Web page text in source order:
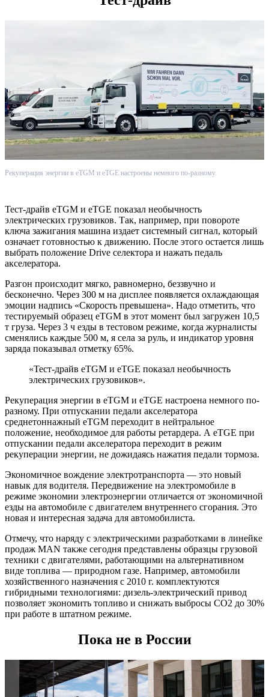
Рекуперация энергии в eTGM и eTGE настроены немного по-разному.
Тест-драйв eTGM и eTGE показал необычность
электрических грузовиков. Так, например, при повороте
ключа зажигания машина издает системный сигнал, который
означает готовностью к движению. После этого остается лишь
выбрать положение Drive селектора и нажать педаль
акселератора.
Разгон происходит мягко, равномерно, беззвучно и
бесконечно. Через 300 м на дисплее появляется охлаждающая
эмоции надпись «Скорость превышена». Надо отметить, что
тестируемый образец eTGM в этот момент был загружен 10,5
т груза. Через 3 ч езды в тестовом режиме, когда журналисты
сменялись каждые 500 м, я села за руль, и индикатор уровня
заряда показывал отметку 65%.
«Тест-драйв eTGM и eTGE показал необычность
электрических грузовиков».
Рекуперация энергии в eTGM и eTGE настроена немного по-
разному. При отпускании педали акселератора
среднетоннажный eTGM переходит в нейтральное
положение, необходимое для работы ретардера. А eTGE при
отпускании педали акселератора переходит в режим
рекуперации энергии, не дожидаясь нажатия педали тормоза.
Экономичное вождение электротранспорта — это новый
навык для водителя. Передвижение на электромобиле в
режиме экономии электроэнергии отличается от экономичной
езды на автомобиле с двигателем внутреннего сгорания. Это
новая и интересная задача для автомобилиста.
Отмечу, что наряду с электрическими разработками в линейке
продаж MAN также сегодня представлены образцы грузовой
техники с двигателями, работающими на альтернативном
виде топлива — природном газе. Например, автомобили
хозяйственного назначения с 2010 г. комплектуются
гибридными технологиями: дизель-электрический привод
позволяет экономить топливо и снижать выбросы СО2 до 30%
при работе в штатном режиме.
Пока не в России